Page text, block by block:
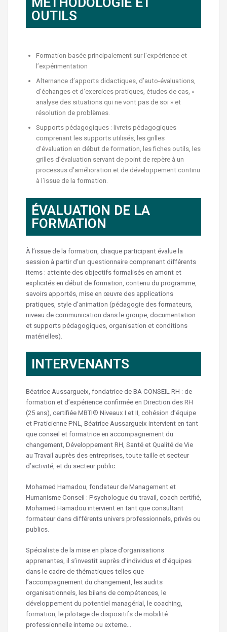
OUTILS
Formation basée principalement sur l’expérience et
l’expérimentation
Alternance d’apports didactiques, d’auto-évaluations,
d’échanges et d’exercices pratiques, études de cas, «
analyse des situations qui ne vont pas de soi » et
résolution de problèmes.
Supports pédagogiques : livrets pédagogiques
comprenant les supports utilisés, les grilles
d’évaluation en début de formation, les fiches outils, les
grilles d’évaluation servant de point de repère à un
processus d’amélioration et de développement continu
à l’issue de la formation.
ÉVALUATION DE LA
FORMATION
À l’issue de la formation, chaque participant évalue la
session à partir d’un questionnaire comprenant différents
items : atteinte des objectifs formalisés en amont et
explicités en début de formation, contenu du programme,
savoirs apportés, mise en œuvre des applications
pratiques, style d’animation (pédagogie des formateurs,
niveau de communication dans le groupe, documentation
et supports pédagogiques, organisation et conditions
matérielles).
INTERVENANTS
Béatrice Aussargueix, fondatrice de BA CONSEIL RH : de
formation et d’expérience confirmée en Direction des RH
(25 ans), certifiée MBTI® Niveaux I et II, cohésion d’équipe
et Praticienne PNL, Béatrice Aussargueix intervient en tant
que conseil et formatrice en accompagnement du
changement, Développement RH, Santé et Qualité de Vie
au Travail auprès des entreprises, toute taille et secteur
d’activité, et du secteur public.
Mohamed Hamadou, fondateur de Management et
Humanisme Conseil : Psychologue du travail, coach certifié,
Mohamed Hamadou intervient en tant que consultant
formateur dans différents univers professionnels, privés ou
publics.
Spécialiste de la mise en place d’organisations
apprenantes, il s’investit auprès d’individus et d’équipes
dans le cadre de thématiques telles que
l’accompagnement du changement, les audits
organisationnels, les bilans de compétences, le
développement du potentiel managérial, le coaching,
formation, le pilotage de dispositifs de mobilité
professionnelle interne ou externe…